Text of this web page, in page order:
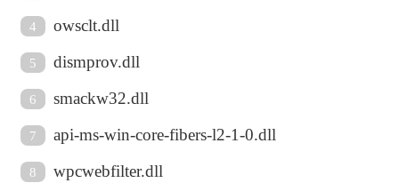
4 owsclt.dll
5 dismprov.dll
6 smackw32.dll
7 api-ms-win-core-fibers-l2-1-0.dll
8 wpcwebfilter.dll